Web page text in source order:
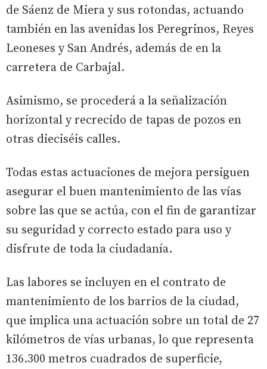
de Sáenz de Miera y sus rotondas, actuando
también en las avenidas los Peregrinos, Reyes
Leoneses y San Andrés, además de en la
carretera de Carbajal.
Asimismo, se procederá a la señalización
horizontal y recrecido de tapas de pozos en
otras dieciséis calles.
Todas estas actuaciones de mejora persiguen
asegurar el buen mantenimiento de las vías
sobre las que se actúa, con el fin de garantizar
su seguridad y correcto estado para uso y
disfrute de toda la ciudadanía.
Las labores se incluyen en el contrato de
mantenimiento de los barrios de la ciudad,
que implica una actuación sobre un total de 27
kilómetros de vías urbanas, lo que representa
136.300 metros cuadrados de superficie,